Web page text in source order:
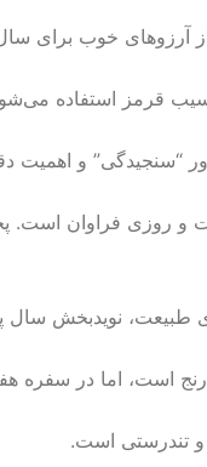
خوب برای سال
قرمز استفاده
“سنجیدگی” و
و روزی فراوان
طبیعت، نویدبخش سال
است، اما در سفره
و تندرستی است.